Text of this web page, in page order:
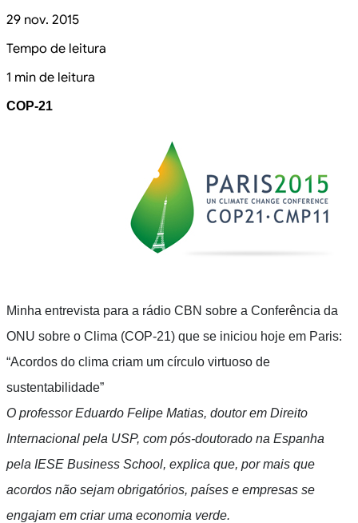
29 nov. 2015
Tempo de leitura
1 min de leitura
COP-21
Minha entrevista para a rádio CBN sobre a Conferência da
ONU sobre o Clima (COP-21) que se iniciou hoje em Paris:
“Acordos do clima criam um círculo virtuoso de
sustentabilidade”
O professor Eduardo Felipe Matias, doutor em Direito
Internacional pela USP, com pós-doutorado na Espanha
pela IESE Business School, explica que, por mais que
acordos não sejam obrigatórios, países e empresas se
engajam em criar uma economia verde.